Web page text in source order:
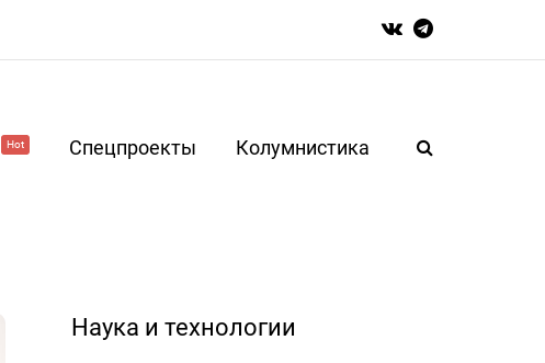
Hot Спецпроекты Колумнистика
Наука и технологии